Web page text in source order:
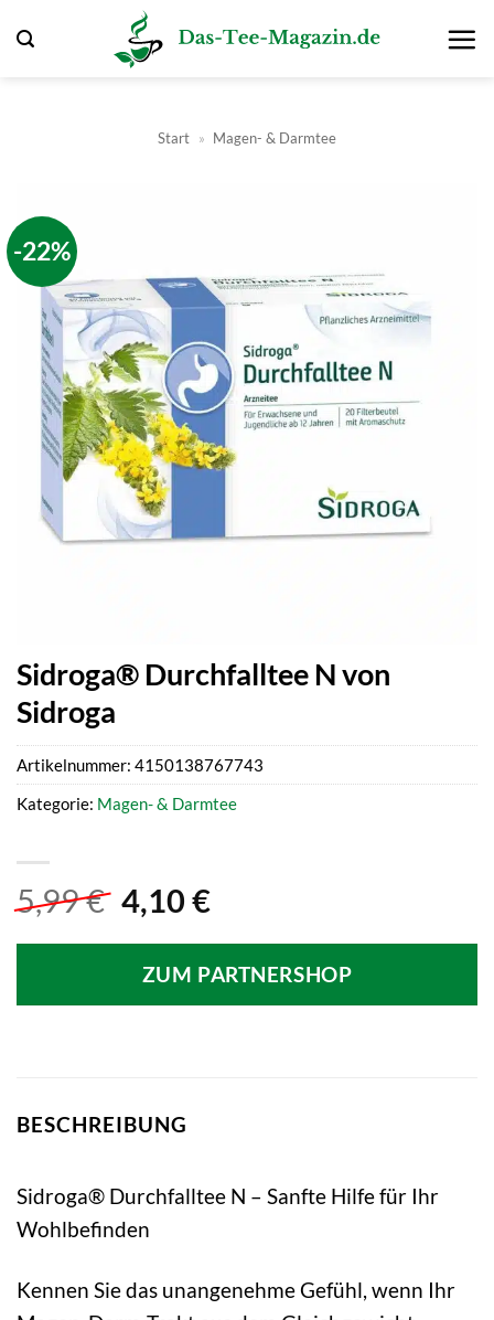
Inhalt
Start » Magen- & Darmtee
-22%
Sidroga® Durchfalltee N von
Sidroga
5,99€ Ursprünglicher
war:
5,99 €
4,10 €Aktueller
ist:
4,10 €.
ZUM PARTNERSHOP
Artikelnummer: 4150138767743
Kategorie: Magen- & Darmtee
BESCHREIBUNG
Sidroga® Durchfalltee N – Sanfte Hilfe für Ihr
Wohlbefinden
Kennen Sie das unangenehme Gefühl, wenn Ihr